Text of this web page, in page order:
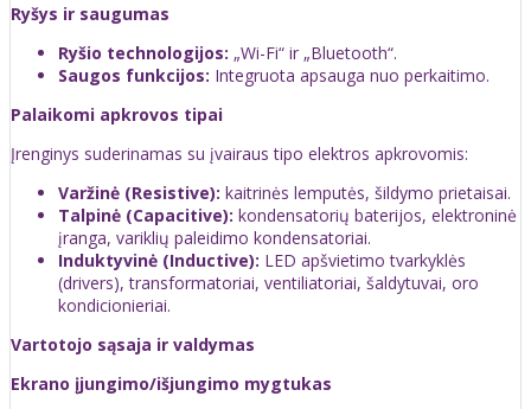
Ryšys ir saugumas
Ryšio technologijos: „Wi-Fi“ ir „Bluetooth“.
Saugos funkcijos: Integruota apsauga nuo perkaitimo.
Palaikomi apkrovos tipai
Įrenginys suderinamas su įvairaus tipo elektros apkrovomis:
Varžinė (Resistive): kaitrinės lemputės, šildymo prietaisai.
Talpinė (Capacitive): kondensatorių baterijos, elektroninė
įranga, variklių paleidimo kondensatoriai.
Induktyvinė (Inductive): LED apšvietimo tvarkyklės
(drivers), transformatoriai, ventiliatoriai, šaldytuvai, oro
kondicionieriai.
Vartotojo sąsaja ir valdymas
Ekrano įjungimo/išjungimo mygtukas